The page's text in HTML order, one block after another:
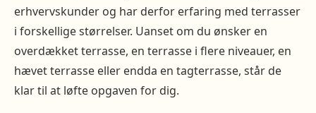
erhvervskunder og har derfor erfaring med terrasser
i forskellige størrelser. Uanset om du ønsker en
overdækket terrasse, en terrasse i flere niveauer, en
hævet terrasse eller endda en tagterrasse, står de
klar til at løfte opgaven for dig.